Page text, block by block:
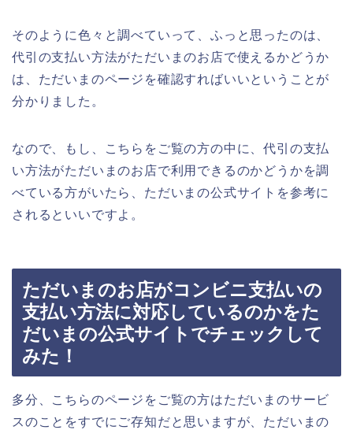
そのように色々と調べていって、ふっと思ったのは、
代引の支払い方法がただいまのお店で使えるかどうか
は、ただいまのページを確認すればいいということが
分かりました。
なので、もし、こちらをご覧の方の中に、代引の支払
い方法がただいまのお店で利用できるのかどうかを調
べている方がいたら、ただいまの公式サイトを参考に
されるといいですよ。
ただいまのお店がコンビニ支払いの
支払い方法に対応しているのかをた
だいまの公式サイトでチェックして
みた！
多分、こちらのページをご覧の方はただいまのサービ
スのことをすでにご存知だと思いますが、ただいまの